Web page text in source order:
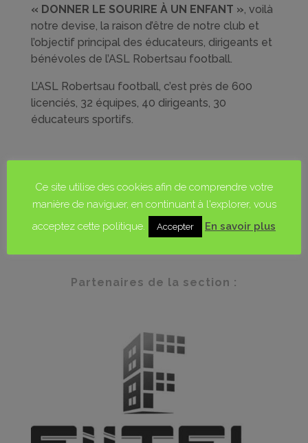
« DONNER LE SOURIRE À UN ENFANT », voilà
notre devise, la raison d’être de notre club et
l’objectif principal des éducateurs, dirigeants et
bénévoles de l’ASL Robertsau football.
L’ASL Robertsau football, c’est près de 600
licenciés, 32 équipes, 40 dirigeants, 30
éducateurs sportifs.
Partenaires de la section :
Ce site utilise des cookies afin de comprendre votre
manière de naviguer, en continuant à l'explorer, vous
acceptez cette politique.
Accepter En savoir plus